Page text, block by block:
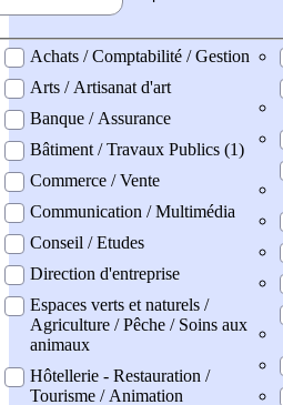
professionel
Achats / Comptabilité / Gestion
Arts / Artisanat d'art
Banque / Assurance
Bâtiment / Travaux Publics (1)
Commerce / Vente
Communication / Multimédia
Conseil / Etudes
Direction d'entreprise
Espaces verts et naturels /
Agriculture / Pêche / Soins aux
animaux
Hôtellerie - Restauration /
Tourisme / Animation